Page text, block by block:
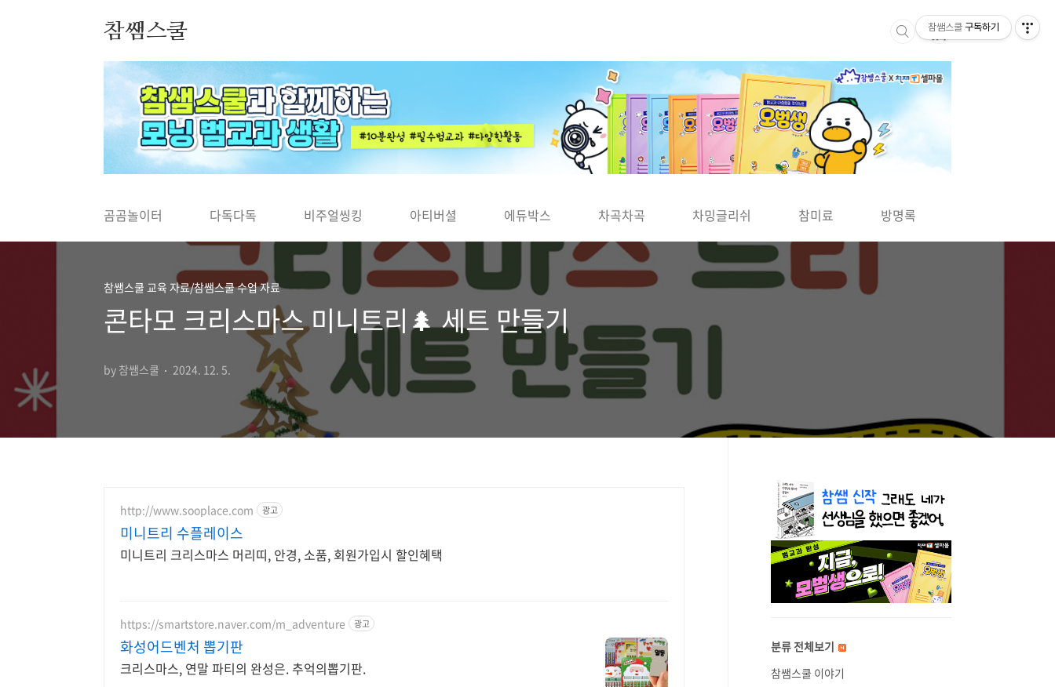
참쌤스쿨
◀
곰곰놀이터 다독다독 비주얼씽킹 아티버셜 에듀박스 차곡차곡 차밍글리쉬 참미료 방명록
참쌤스쿨 교육 자료/참쌤스쿨 수업 자료
콘타모 크리스마스 미니트리🌲 세트 만들기
by 참쌤스쿨 2024. 12. 5.
http://www.sooplace.com 광고
미니트리 수플레이스
미니트리 크리스마스 머리띠, 안경, 소품, 회원가입시 할인혜택
https://smartstore.naver.com/m_adventure 광고
화성어드벤처 뽑기판
크리스마스, 연말 파티의 완성은. 추억의뽑기판.
분류 전체보기
참쌤스쿨 이야기
참쌤스쿨 구독하기